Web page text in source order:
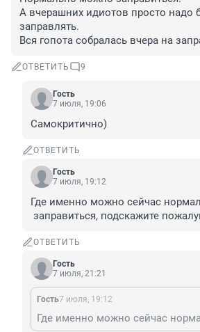
А вчерашних идиотов просто надо
заправлять.
Вся гопота собралась вчера на
ОТВЕТИТЬ 9
Гость
7 июля, 19:06
Самокритично)
ОТВЕТИТЬ
Гость
7 июля, 19:12
Где именно можно сейчас
заправиться, подскажите
ОТВЕТИТЬ
Гость
7 июля, 21:21
Гость7 июля, 19:12